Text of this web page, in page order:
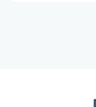
桃園市周